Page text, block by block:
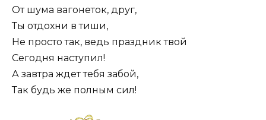
От шума вагонеток, друг,
Ты отдохни в тиши,
Не просто так, ведь праздник твой
Сегодня наступил!
А завтра ждет тебя забой,
Так будь же полным сил!